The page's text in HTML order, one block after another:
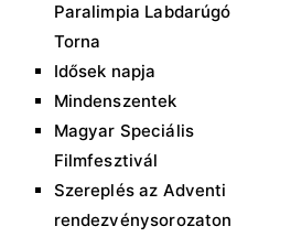
Paralimpia Labdarúgó
Torna
Idősek napja
Mindenszentek
Magyar Speciális
Filmfesztivál
Szereplés az Adventi
rendezvénysorozaton